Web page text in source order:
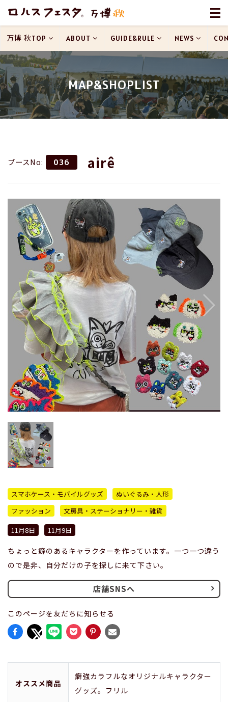
MAP&SHOPLIST
万博 秋TOP ABOUT GUIDE&RULE NEWS
ブースNo: 036 airê
スマホケース・モバイルグッズ
ぬいぐるみ・人形
ファッション
文房具・ステーショナリー・雑貨
11月8日
11月9日
ちょっと癖のあるキャラクターを作っています。一つ一つ違う
ので是非、自分だけの子を探しに来て下さい。
店舗SNSへ
このページを友だちに知らせる
オススメ商品
癖強カラフルなオリジナルキャラクター
グッズ。フリル